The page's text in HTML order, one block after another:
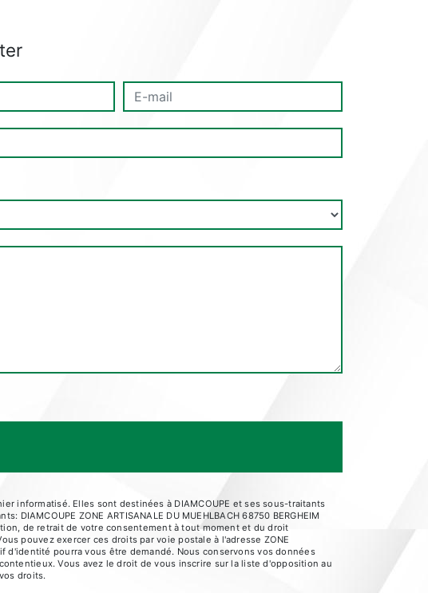
informatisé. Elles sont destinées à DIAMCOUPE et ses sous-traitants
ZONE ARTISANALE DU MUEHLBACH 68750 BERGHEIM
de retrait de votre consentement à tout moment et du droit
pouvez exercer ces droits par voie postale à l'adresse ZONE
d'identité pourra vous être demandé. Nous conservons vos données
Vous avez le droit de vous inscrire sur la liste d'opposition au
droits.